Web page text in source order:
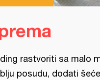
rastvoriti sa malo
posudu, dodati